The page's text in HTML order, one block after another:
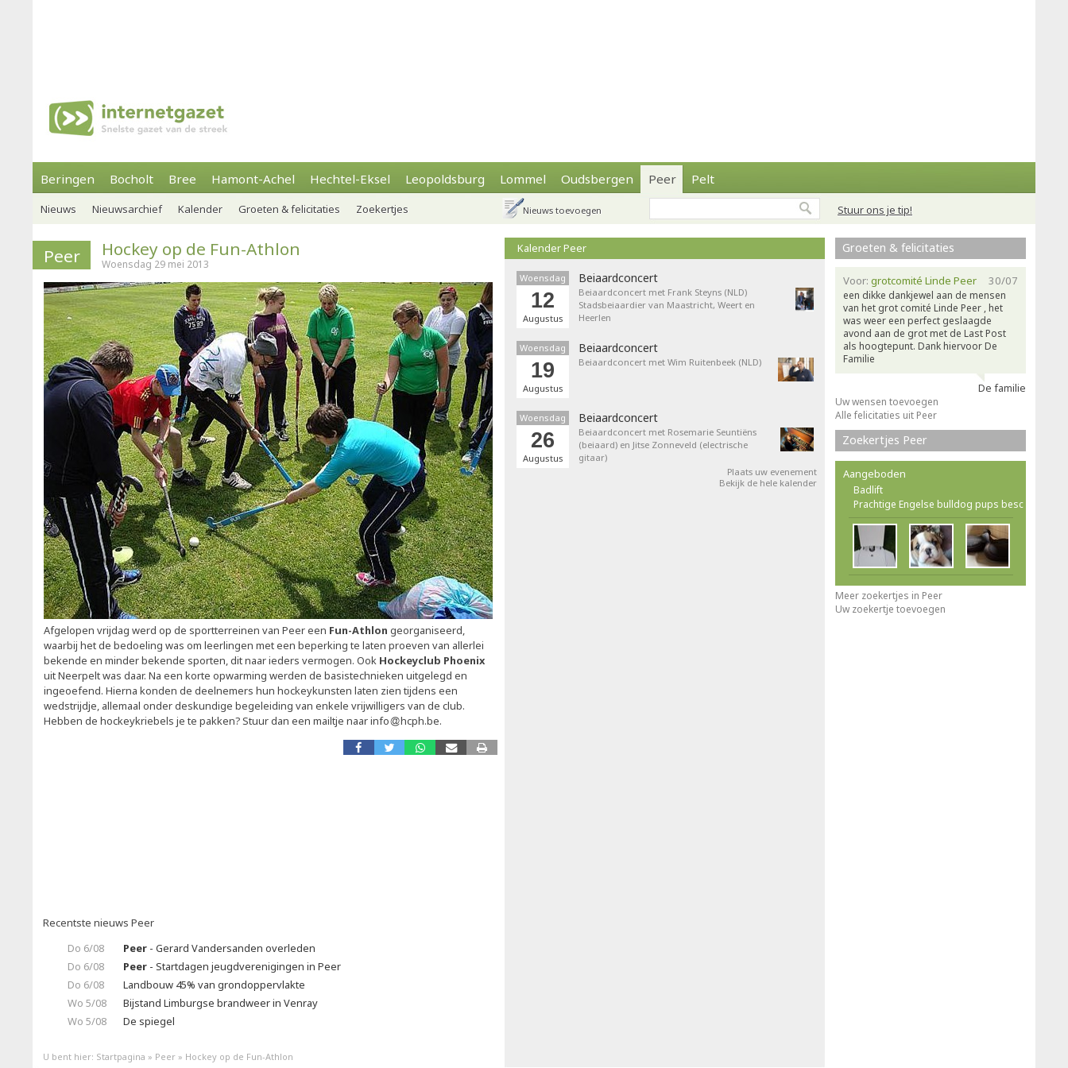
Beringen Bocholt Bree Hamont-Achel Hechtel-Eksel Leopoldsburg Lommel Oudsbergen Peer Pelt
Stuur ons je tip!
Nieuws Nieuwsarchief Kalender Groeten & felicitaties Zoekertjes Nieuws toevoegen
Peer Hockey op de Fun-Athlon
Woensdag 29 mei 2013
Afgelopen vrijdag werd op de sportterreinen van Peer een Fun-Athlon georganiseerd,
waarbij het de bedoeling was om leerlingen met een beperking te laten proeven van allerlei
bekende en minder bekende sporten, dit naar ieders vermogen. Ook Hockeyclub Phoenix
uit Neerpelt was daar. Na een korte opwarming werden de basistechnieken uitgelegd en
ingeoefend. Hierna konden de deelnemers hun hockeykunsten laten zien tijdens een
wedstrijdje, allemaal onder deskundige begeleiding van enkele vrijwilligers van de club.
Hebben de hockeykriebels je te pakken? Stuur dan een mailtje naar info
hcph.be.
Recentste nieuws Peer
Do 6/08
Peer - Gerard Vandersanden overleden
Do 6/08
Peer - Startdagen jeugdverenigingen in Peer
Do 6/08
Landbouw 45% van grondoppervlakte
Wo 5/08
Bijstand Limburgse brandweer in Venray
Wo 5/08
De spiegel
Kalender Peer
Woensdag
12
Augustus
Beiaardconcert
Beiaardconcert met Frank Steyns (NLD)
Stadsbeiaardier van Maastricht, Weert en
Heerlen
Woensdag
19
Augustus
Beiaardconcert
Beiaardconcert met Wim Ruitenbeek (NLD)
Woensdag
26
Augustus
Beiaardconcert
Beiaardconcert met Rosemarie Seuntiëns
(beiaard) en Jitse Zonneveld (electrische
gitaar)
Plaats uw evenement
Bekijk de hele kalender
Groeten & felicitaties
30/07
Voor: grotcomité Linde Peer
een dikke dankjewel aan de mensen
van het grot comité Linde Peer , het
was weer een perfect geslaagde
avond aan de grot met de Last Post
als hoogtepunt. Dank hiervoor De
Familie
De familie
Uw wensen toevoegen
Alle felicitaties uit Peer
Zoekertjes Peer
Aangeboden
Badlift
Prachtige Engelse bulldog pups besc
Meer zoekertjes in Peer
Uw zoekertje toevoegen
U bent hier: Startpagina » Peer » Hockey op de Fun-Athlon